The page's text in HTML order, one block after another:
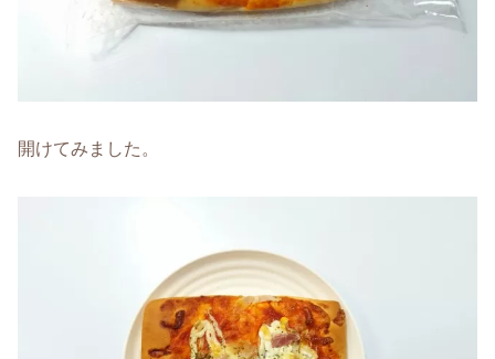
開けてみました。